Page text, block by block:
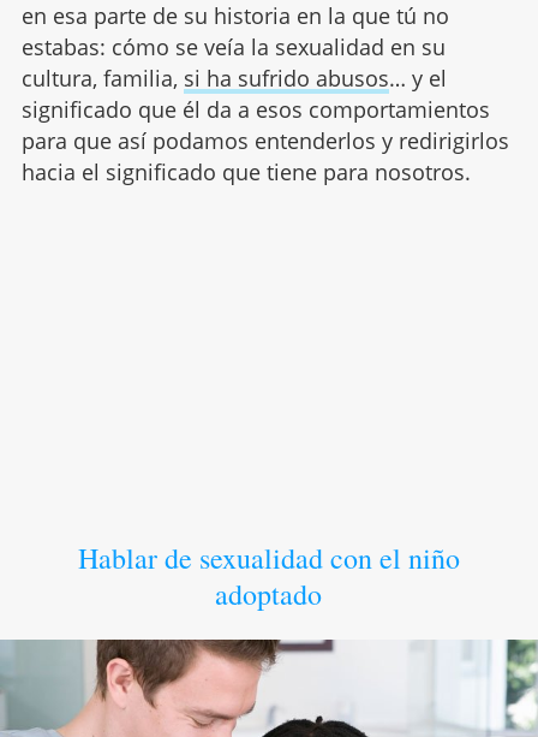
en esa parte de su historia en la que tú no
estabas: cómo se veía la sexualidad en su
cultura, familia, si ha sufrido abusos… y el
significado que él da a esos comportamientos
para que así podamos entenderlos y redirigirlos
hacia el significado que tiene para nosotros.
Hablar de sexualidad con el niño
adoptado